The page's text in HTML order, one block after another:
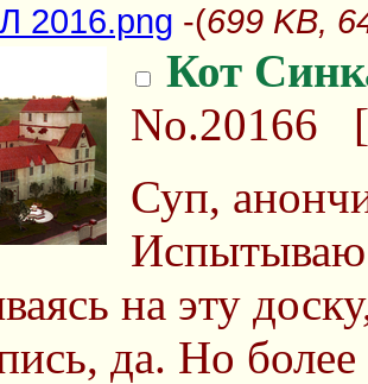
2016.png -(699 KB,
Кот
No.20166 [
Суп,
Испытываю
на эту
да. Но